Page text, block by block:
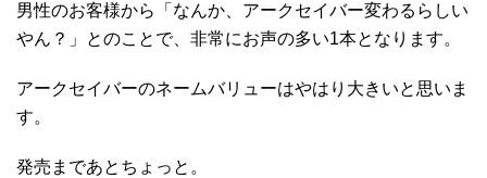
男性のお客様から「なんか、アークセイバー変わるらしい
やん？」とのことで、非常にお声の多い1本となります。
アークセイバーのネームバリューはやはり大きいと思いま
す。
発売まであとちょっと。